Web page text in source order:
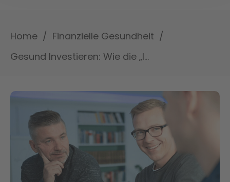
Home / Finanzielle Gesundheit /
Gesund Investieren: Wie die „Investorenausbildung“ Ihr finanzielles Wohlbefinden stärken kann